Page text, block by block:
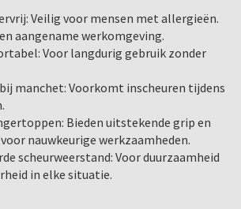
Veilig voor mensen met allergieën.
aangename werkomgeving.
Voor langdurig gebruik zonder
manchet: Voorkomt inscheuren tijdens
Bieden uitstekende grip en
nauwkeurige werkzaamheden.
scheurweerstand: Voor duurzaamheid
in elke situatie.